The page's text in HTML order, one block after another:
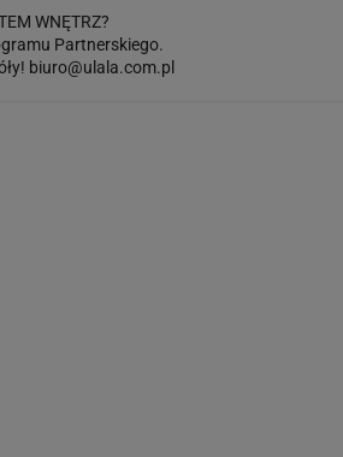
WNĘTRZ?
Partnerskiego.
biuro@ulala.com.pl